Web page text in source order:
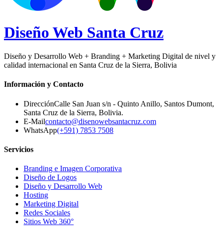
Diseño Web Santa Cruz
Diseño y Desarrollo Web + Branding + Marketing Digital de nivel y
calidad internacional en Santa Cruz de la Sierra, Bolivia
Información y Contacto
DirecciónCalle San Juan s/n - Quinto Anillo, Santos Dumont,
Santa Cruz de la Sierra, Bolivia.
E-Mailcontacto@disenowebsantacruz.com
WhatsApp(+591) 7853 7508
Servicios
Branding e Imagen Corporativa
Diseño de Logos
Diseño y Desarrollo Web
Hosting
Marketing Digital
Redes Sociales
Sitios Web 360°